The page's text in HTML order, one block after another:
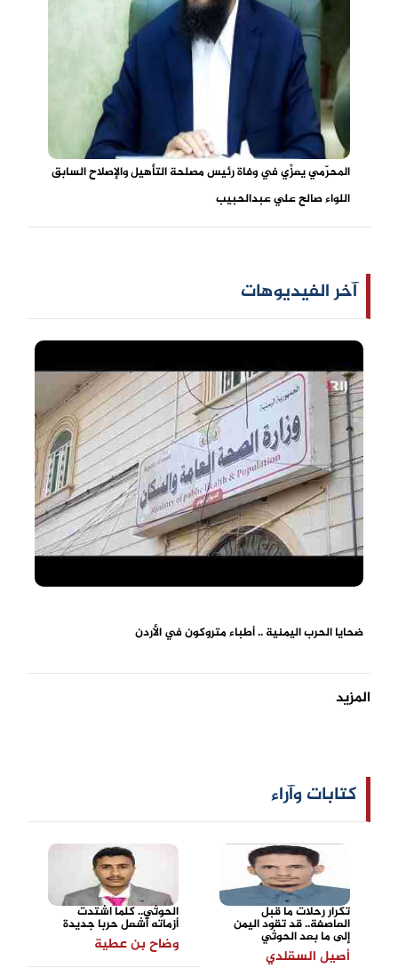
المحرّمي يعزِّي في وفاة رئيس مصلحة التأهيل والإصلاح السابق
اللواء صالح علي عبدالحبيب
آخر الفيديوهات
ضحايا الحرب اليمنية .. أطباء متروكون في الأردن
المزيد
كتابات وآراء
تكرار رحلات ما قبل
العاصفة.. قد تقود اليمن
إلى ما بعد الحوثي
أصيل السقلدي
الحوثي.. كلما اشتدت
أزماته أشعل حربا جديدة
وضاح بن عطية